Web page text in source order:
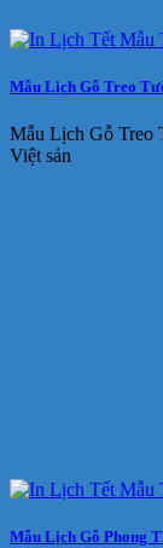
Mẫu Lịch Gỗ Treo
Mẫu Lịch Gỗ Treo
Việt sản
Mẫu Lịch Gỗ Phong